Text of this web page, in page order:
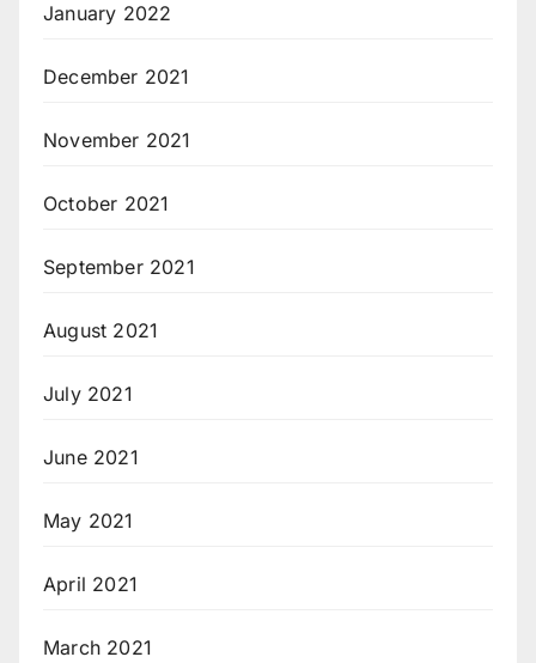
January 2022
December 2021
November 2021
October 2021
September 2021
August 2021
July 2021
June 2021
May 2021
April 2021
March 2021